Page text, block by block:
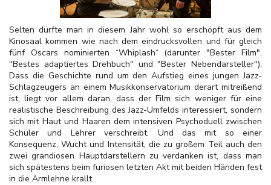
Selten dürfte man in diesem Jahr wohl so erschöpft aus dem
Kinosaal kommen wie nach dem eindrucksvollen und für gleich
fünf Oscars nominierten “Whiplash“ (darunter "Bester Film",
"Bestes adaptiertes Drehbuch" und "Bester Nebendarsteller").
Dass die Geschichte rund um den Aufstieg eines jungen Jazz-
Schlagzeugers an einem Musikkonservatorium derart mitreißend
ist, liegt vor allem daran, dass der Film sich weniger für eine
realistische Beschreibung des Jazz-Umfelds interessiert, sondern
sich mit Haut und Haaren dem intensiven Psychoduell zwischen
Schüler und Lehrer verschreibt. Und das mit so einer
Konsequenz, Wucht und Intensität, die zu großem Teil auch den
zwei grandiosen Hauptdarstellern zu verdanken ist, dass man
sich spätestens beim furiosen letzten Akt mit beiden Händen fest
in die Armlehne krallt.